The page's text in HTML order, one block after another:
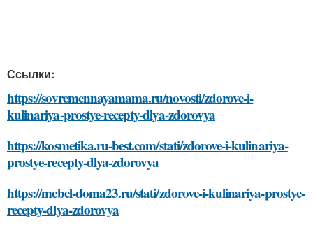
Ссылки:
https://sovremennayamama.ru/novosti/zdorove-i-
kulinariya-prostye-recepty-dlya-zdorovya
https://kosmetika.ru-best.com/stati/zdorove-i-kulinariya-
prostye-recepty-dlya-zdorovya
https://mebel-doma23.ru/stati/zdorove-i-kulinariya-prostye-
recepty-dlya-zdorovya